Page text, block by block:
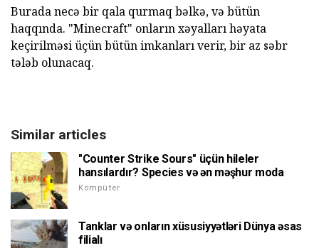
Burada necə bir qala qurmaq bəlkə, və bütün
haqqında. "Minecraft" onların xəyalları həyata
keçirilməsi üçün bütün imkanları verir, bir az səbr
tələb olunacaq.
Similar articles
"Counter Strike Sours" üçün hileler
hansılardır? Species və ən məşhur moda
Kompüter
Tanklar və onların xüsusiyyətləri Dünya əsas
filialı